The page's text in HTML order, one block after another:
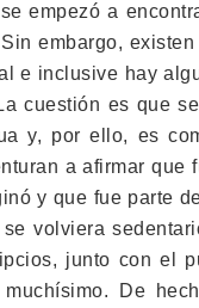
empezó a
embargo,
e inclusive hay
cuestión es que
y, por ello, es
a afirmar que
y que fue parte
volviera
junto con el
De